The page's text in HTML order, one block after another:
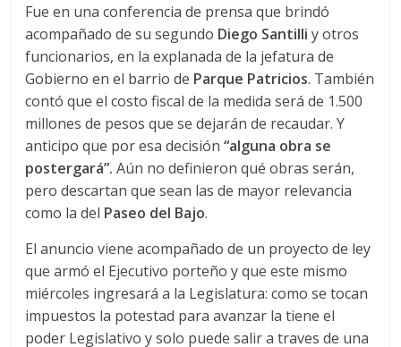
Fue en una conferencia de prensa que brindó
acompañado de su segundo Diego Santilli y otros
funcionarios, en la explanada de la jefatura de
Gobierno en el barrio de Parque Patricios. También
contó que el costo fiscal de la medida será de 1.500
millones de pesos que se dejarán de recaudar. Y
anticipo que por esa decisión“alguna obra se
postergará”. Aún no definieron qué obras serán,
pero descartan que sean las de mayor relevancia
como la del Paseo del Bajo.
El anuncio viene acompañado de un proyecto de ley
que armó el Ejecutivo porteño y que este mismo
miércoles ingresará a la Legislatura: como se tocan
impuestos la potestad para avanzar la tiene el
poder Legislativo y solo puede salir a traves de una